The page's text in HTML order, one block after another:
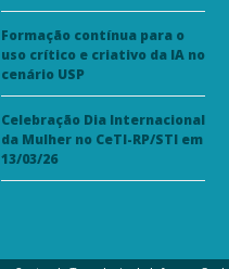
Formação contínua para o
uso crítico e criativo da IA no
cenário USP
Celebração Dia Internacional
da Mulher no CeTI-RP/STI em
13/03/26